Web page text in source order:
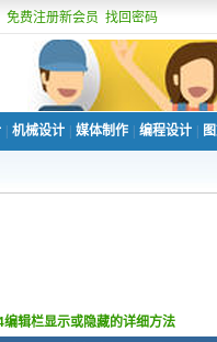
免费注册新会员 找回密码
机械设计 媒体制作 编程设计
编辑栏显示或隐藏的详细方法